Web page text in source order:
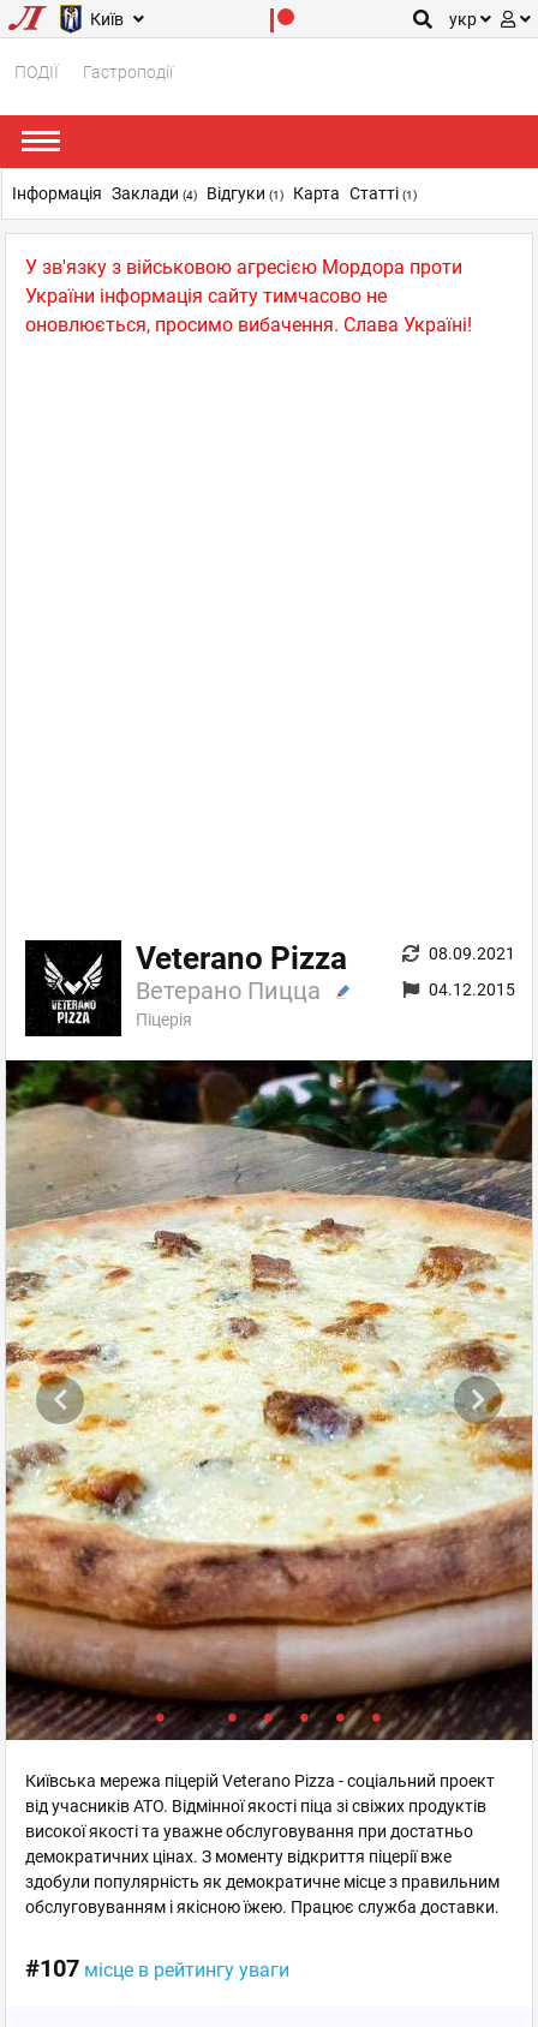
Київ укр
ПОДІЇ Гастроподії
У зв'язку з військовою агресією Мордора проти
України інформація сайту тимчасово не
оновлюється, просимо вибачення. Слава Україні!
Veterano Pizza
Ветерано Пицца
Піцерія
08.09.2021
04.12.2015
Київська мережа піцерій Veterano Pizza - соціальний проект
від учасників АТО. Відмінної якості піца зі свіжих продуктів
високої якості та уважне обслуговування при достатньо
демократичних цінах. З моменту відкриття піцерії вже
здобули популярність як демократичне місце з правильним
обслуговуванням і якісною їжею. Працює служба доставки.
#107 місце в рейтингу уваги
Інформація Заклади (4) Відгуки (1) Карта Статті (1)